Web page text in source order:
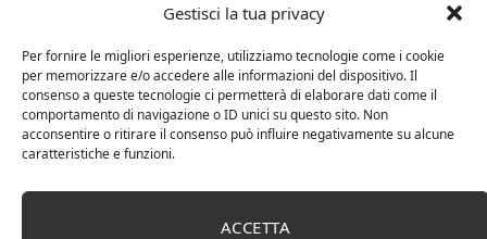
Gestisci la tua privacy
Per fornire le migliori esperienze, utilizziamo tecnologie come i cookie
per memorizzare e/o accedere alle informazioni del dispositivo. Il
consenso a queste tecnologie ci permetterà di elaborare dati come il
comportamento di navigazione o ID unici su questo sito. Non
acconsentire o ritirare il consenso può influire negativamente su alcune
caratteristiche e funzioni.
ACCETTA
La Champagnerie: vini, bollicine, champagne,
distillati e food online
1 APRILE 2024
Differenza tra brandy e cognac: tutte le
curiosità